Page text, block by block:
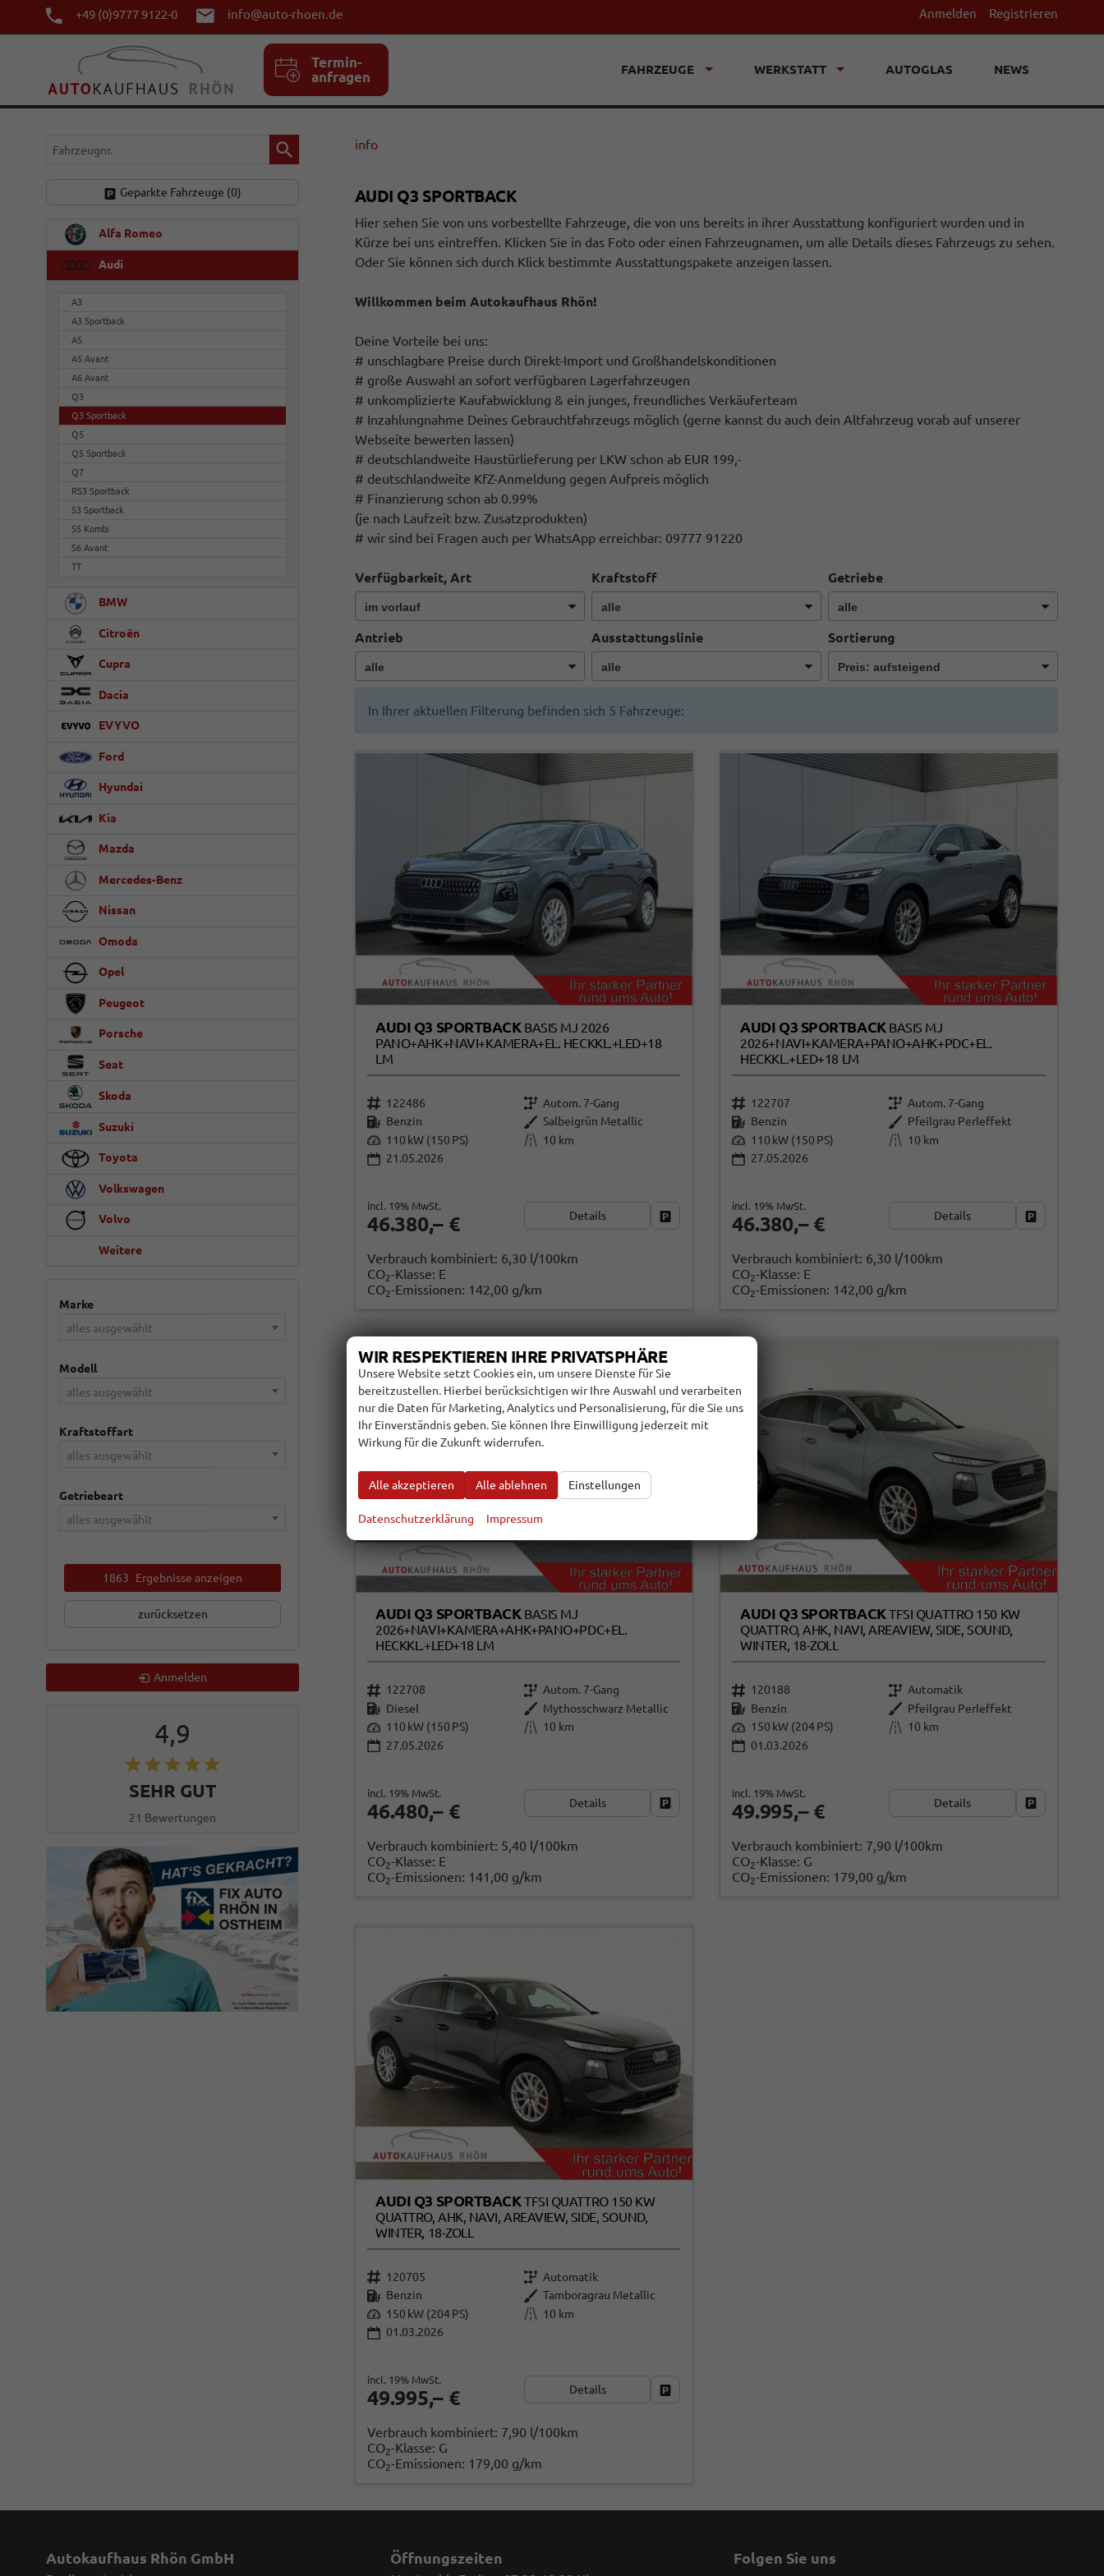
+49 (0)9777 9122-0 info@auto-rhoen.de Anmelden Registrieren
Termin-
anfragen
FAHRZEUGE WERKSTATT AUTOGLAS NEWS
info
AUDI Q3 SPORTBACK
Hier sehen Sie von uns vorbestellte Fahrzeuge, die von uns bereits in ihrer Ausstattung konfiguriert wurden und in
Kürze bei uns eintreffen. Klicken Sie in das Foto oder einen Fahrzeugnamen, um alle Details dieses Fahrzeugs zu sehen.
Oder Sie können sich durch Klick bestimmte Ausstattungspakete anzeigen lassen.
Willkommen beim Autokaufhaus Rhön!
Deine Vorteile bei uns:
# unschlagbare Preise durch Direkt-Import und Großhandelskonditionen
# große Auswahl an sofort verfügbaren Lagerfahrzeugen
# unkomplizierte Kaufabwicklung & ein junges, freundliches Verkäuferteam
# Inzahlungnahme Deines Gebrauchtfahrzeugs möglich (gerne kannst du auch dein Altfahrzeug vorab auf unserer
Webseite bewerten lassen)
# deutschlandweite Haustürlieferung per LKW schon ab EUR 199,-
# deutschlandweite KfZ-Anmeldung gegen Aufpreis möglich
# Finanzierung schon ab 0.99%
(je nach Laufzeit bzw. Zusatzprodukten)
# wir sind bei Fragen auch per WhatsApp erreichbar: 09777 91220
Verfügbarkeit, Art Kraftstoff Getriebe
Antrieb Ausstattungslinie Sortierung
In Ihrer aktuellen Filterung befinden sich 5 Fahrzeuge:
AUDI Q3 SPORTBACK BASIS MJ 2026
PANO+AHK+NAVI+KAMERA+EL. HECKKL.+LED+18
LM
122486
Autom. 7-Gang
Benzin
Salbeigrün Metallic
110 kW (150 PS)
10 km
21.05.2026
46.380,– €
incl. 19% MwSt.
Details Fahrzeug parken
Verbrauch kombiniert: 6,30 l/100km
CO2-Klasse: E
CO2-Emissionen: 142,00 g/km
AUDI Q3 SPORTBACK BASIS MJ
2026+NAVI+KAMERA+PANO+AHK+PDC+EL.
HECKKL.+LED+18 LM
122707
Autom. 7-Gang
Benzin
Pfeilgrau Perleffekt
110 kW (150 PS)
10 km
27.05.2026
46.380,– €
incl. 19% MwSt.
Details Fahrzeug
Verbrauch kombiniert: 6,30 l/100km
CO2-Klasse: E
CO2-Emissionen: 142,00 g/km
AUDI Q3 SPORTBACK BASIS MJ
2026+NAVI+KAMERA+AHK+PANO+PDC+EL.
HECKKL.+LED+18 LM
122708
Autom. 7-Gang
Diesel
Mythosschwarz Metallic
110 kW (150 PS)
10 km
27.05.2026
46.480,– €
incl. 19% MwSt.
Details
Verbrauch kombiniert: 5,40 l/100km
CO2-Klasse: E
CO2-Emissionen: 141,00 g/km
AUDI Q3 SPORTBACKTFSI QUATTRO 150 KW
QUATTRO, AHK, NAVI, AREAVIEW, SIDE, SOUND,
WINTER, 18-ZOLL
120188
Automatik
Benzin
Pfeilgrau Perleffekt
150 kW (204 PS)
10 km
01.03.2026
49.995,– €
incl. 19% MwSt.
Details
Verbrauch kombiniert: 7,90 l/100km
CO2-Klasse: G
CO2-Emissionen: 179,00 g/km
AUDI Q3 SPORTBACKTFSI QUATTRO 150 KW
QUATTRO, AHK, NAVI, AREAVIEW, SIDE, SOUND,
WINTER, 18-ZOLL
120705
Automatik
Benzin
Tamboragrau Metallic
150 kW (204 PS)
10 km
01.03.2026
49.995,– €
incl. 19% MwSt.
Details
Verbrauch kombiniert: 7,90 l/100km
CO2-Klasse: G
CO2-Emissionen: 179,00 g/km
Fahrzeugnr.
Geparkte Fahrzeuge (0)
Alfa Romeo
Audi
A3
A3 Sportback
A5
A5 Avant
A6 Avant
Q3
Q3 Sportback
Q5
Q5 Sportback
Q7
RS3 Sportback
S3 Sportback
S5 Kombi
S6 Avant
TT
BMW
Citroën
Cupra
Dacia
EVYVO
Ford
Hyundai
Kia
Mazda
Mercedes-Benz
Nissan
Omoda
Opel
Peugeot
Porsche
Seat
Skoda
Suzuki
Toyota
Volkswagen
Volvo
Weitere
Marke
alles ausgewählt
Modell
alles ausgewählt
Kraftstoffart
alles ausgewählt
Getriebeart
alles ausgewählt
1863 Ergebnisse anzeigen
zurücksetzen
Anmelden
4,9
SEHR GUT
21 Bewertungen
Autokaufhaus Rhön GmbH Öffnungszeiten Folgen Sie uns
WIR RESPEKTIEREN IHRE PRIVATSPHÄRE
Unsere Website setzt Cookies ein, um unsere Dienste für Sie
bereitzustellen. Hierbei berücksichtigen wir Ihre Auswahl und verarbeiten
nur die Daten für Marketing, Analytics und Personalisierung, für die Sie uns
Ihr Einverständnis geben. Sie können Ihre Einwilligung jederzeit mit
Wirkung für die Zukunft widerrufen.
Alle akzeptieren Alle ablehnen Einstellungen
Datenschutzerklärung Impressum